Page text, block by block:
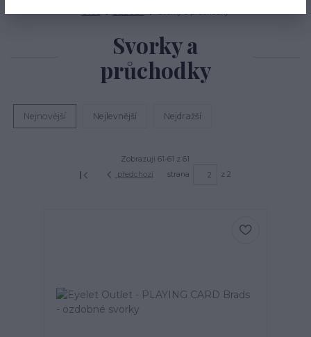
Svorky a
průchodky
Nejnovější Nejlevnější Nejdražší
Zobrazuji 61-61 z 61
předchozí
strana z 2